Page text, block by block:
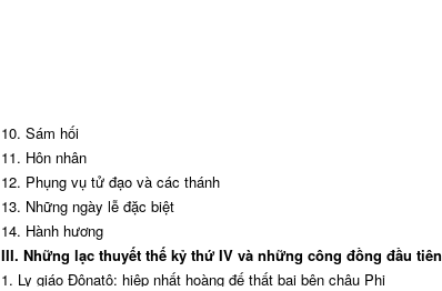
10. Sám hối
11. Hôn nhân
12. Phụng vụ tử đạo và các thánh
13. Những ngày lễ đặc biệt
14. Hành hương
III. Những lạc thuyết thế kỷ thứ IV và những công đồng đầu tiên
1. Ly giáo Đônatô: hiệp nhất hoàng đế thất bại bên châu Phi